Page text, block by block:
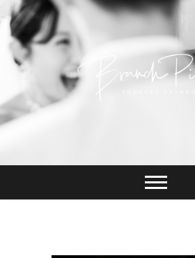
Skip
to
content
ブランチピ
ー 嶋田